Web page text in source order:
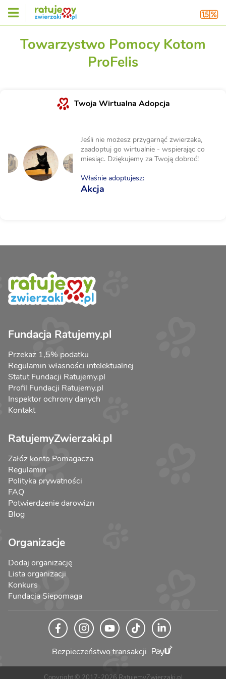
Towarzystwo Pomocy Kotom
ProFelis
Twoja Wirtualna Adopcja
Jeśli nie możesz przygarnąć zwierzaka,
zaadoptuj go wirtualnie - wspierając co
miesiąc. Dziękujemy za Twoją dobroć!
Właśnie adoptujesz:
Akcja
Fundacja Ratujemy.pl
Przekaż 1,5% podatku
Regulamin własności intelektualnej
Statut Fundacji Ratujemy.pl
Profil Fundacji Ratujemy.pl
Inspektor ochrony danych
Kontakt
RatujemyZwierzaki.pl
Załóż konto Pomagacza
Regulamin
Polityka prywatności
FAQ
Potwierdzenie darowizn
Blog
Organizacje
Dodaj organizację
Lista organizacji
Konkurs
Fundacja Siepomaga
Bezpieczeństwo transakcji